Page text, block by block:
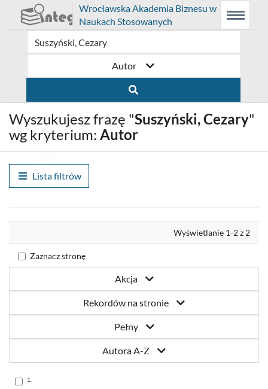
Menu
główne
Wyszukiwarka
Treść
główna
Prolib
Integro
-
główna
Wrocławska Akademia Biznesu w
Naukach Stosowanych
Menu
Autor
Wyszukujesz frazę "Suszyński, Cezary"
wg kryterium: Autor
Lista filtrów
Wyświetlanie 1-2 z 2
Zaznacz stronę
Akcja
Rekordów na stronie
Pełny
Autora A-Z
Skocz
do
1.